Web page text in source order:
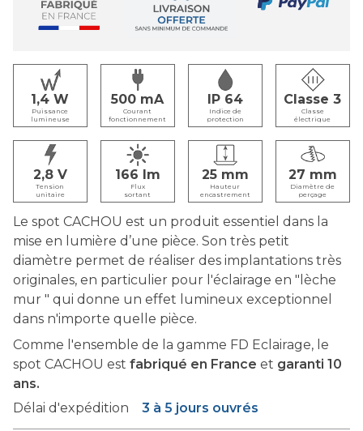
1,4
Puissance
lumineuse
500
Courant
fonctionnement
IP 64
Indice de
protection
Classe 3
Classe
électrique
2,8
Tension
unitaire
166
Flux
sortant
25
Hauteur
encastrement
27
Diamètre de
perçage
Le spot CACHOU est un produit essentiel dans la
mise en lumière d’une pièce. Son très petit
diamètre permet de réaliser des implantations très
originales, en particulier pour l'éclairage en "lèche
mur " qui donne un effet lumineux exceptionnel
dans n'importe quelle pièce.
Comme l'ensemble de la gamme FD Eclairage, le
spot CACHOU est fabriqué en France et garanti 10
ans.
Délai d'expédition
3 à 5 jours ouvrés